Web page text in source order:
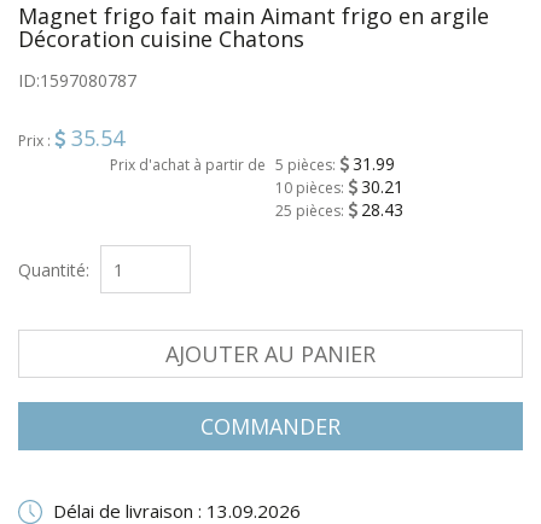
Magnet frigo fait main Aimant frigo en argile
Décoration cuisine Chatons
ID:1597080787
Prix : 35.54
Prix d'achat à partir de 5 pièces: 31.99
10 pièces: 30.21
25 pièces: 28.43
Quantité:
AJOUTER AU PANIER
COMMANDER
Délai de livraison : 13.09.2026